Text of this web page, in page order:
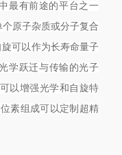
最有前途的平台之一
原子杂质或分子复合
可以作为长寿命量子
学跃迁与传输的光子
以增强光学和自旋特
素组成可以定制超精